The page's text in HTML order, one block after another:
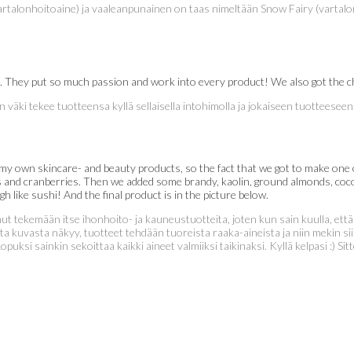
ja vaaleanpunainen on taas nimeltään Snow Fairy
put so much passion and work into every product! We also got the
tekee tuotteensa kyllä sellaisella intohimolla ja jokaiseen
own skincare- and beauty products, so the fact that we got to make
cranberries. Then we added some brandy, kaolin, ground almonds,
like sushi! And the final product is in the picture below.
tekemään itse ihonhoito- ja kauneustuotteita, joten kun sain kuulla,
kuvasta näkyy, tuotteet tehdään tuoreista raaka-aineista ja niin mekin
sainkin sekoittaa kaikki aineet valmiiksi taikinaksi. Kyllä kelpasi :)